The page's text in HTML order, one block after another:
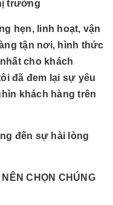
trường
hẹn, linh hoạt, vận
tận nơi, hình thức
cho khách
đã đem lại sự yêu
khách hàng trên
đến sự hài lòng
CHÚNG